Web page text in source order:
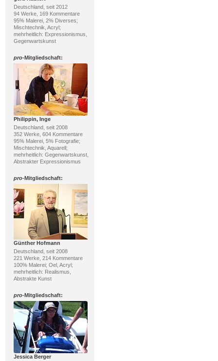
Deutschland, seit 2012
94 Werke, 169 Kommentare
95% Malerei, 2% Diverses;
Mischtechnik, Acryl;
mehrheitlich: Expressionismus,
Gegenwartskunst
pro-Mitgliedschaft:
Philippin, Inge
Deutschland, seit 2008
352 Werke, 604 Kommentare
95% Malerei, 5% Fotografie;
Mischtechnik, Aquarell;
mehrheitlich: Gegenwartskunst,
Abstrakter Expressionismus
pro-Mitgliedschaft:
Günther Hofmann
Deutschland, seit 2008
221 Werke, 214 Kommentare
100% Malerei; Oel, Acryl;
mehrheitlich: Realismus,
Abstrakte Kunst
pro-Mitgliedschaft:
Jessica Berger